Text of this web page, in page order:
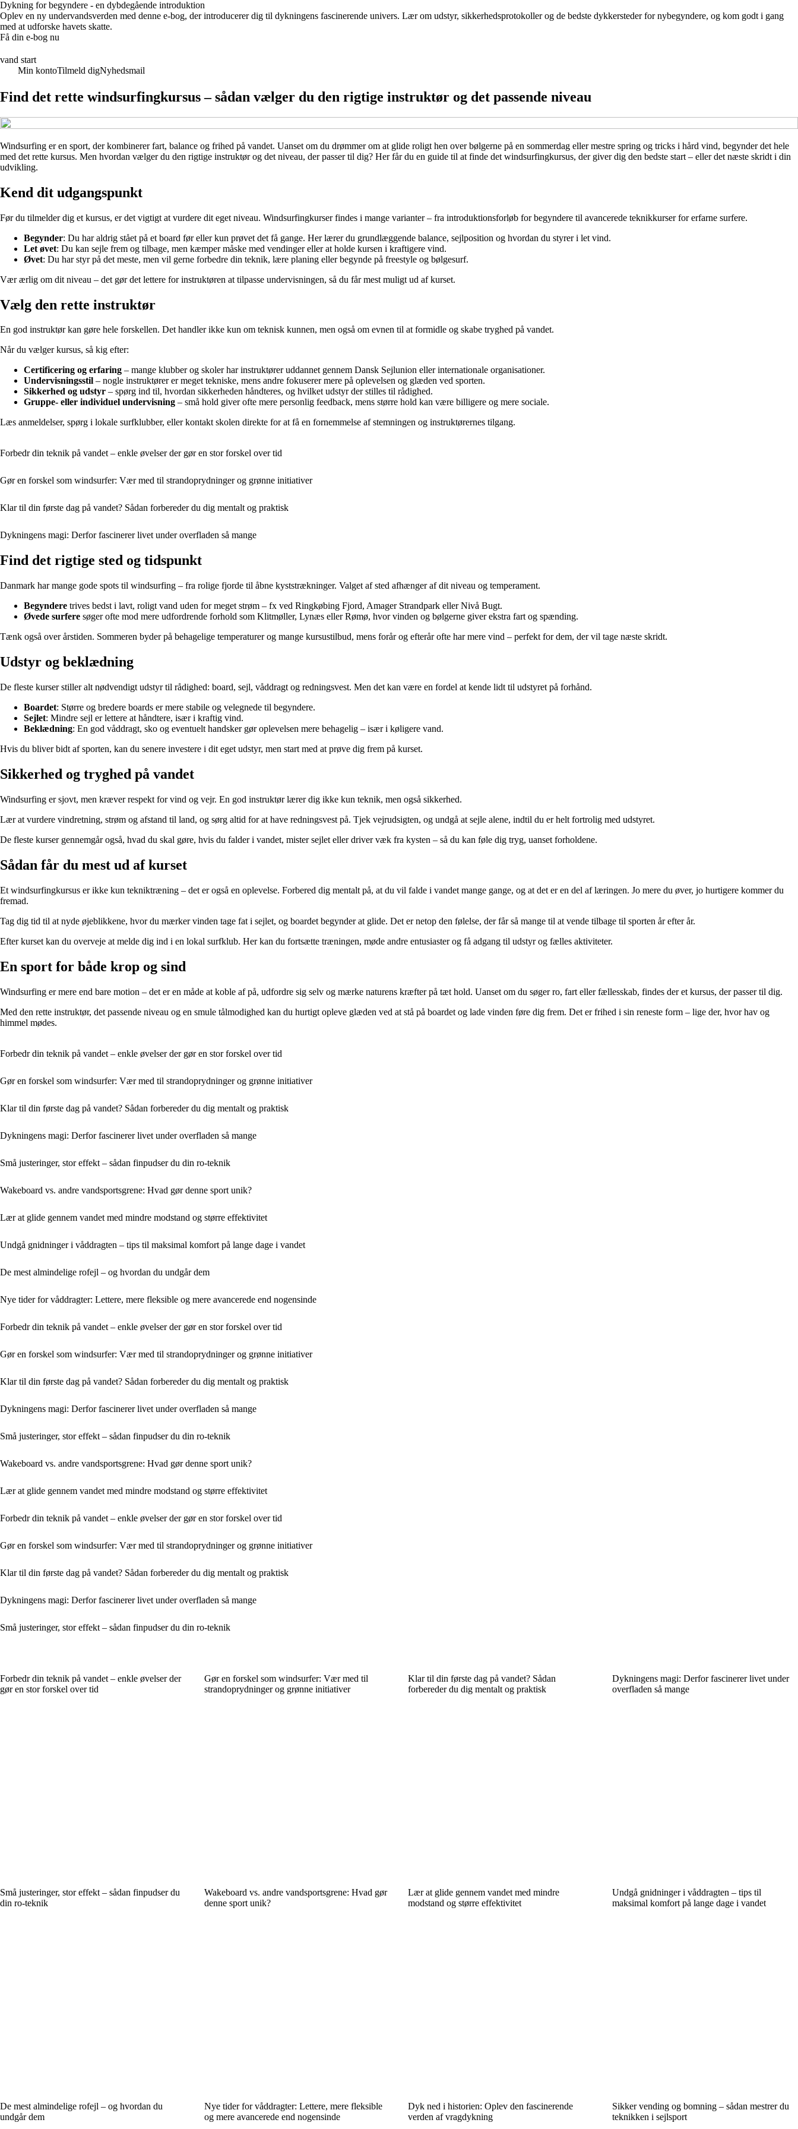
Dykning for begyndere - en dybdegående introduktion
Oplev en ny undervandsverden med denne e-bog, der introducerer dig til dykningens fascinerende univers. Lær om udstyr, sikkerhedsprotokoller og de bedste dykkersteder for nybegyndere, og kom godt i gang
med at udforske havets skatte.
Få din e-bog nu
vand start
Min kontoTilmeld digNyhedsmail
Find det rette windsurfingkursus – sådan vælger du den rigtige instruktør og det passende niveau
Windsurfing er en sport, der kombinerer fart, balance og frihed på vandet. Uanset om du drømmer om at glide roligt hen over bølgerne på en sommerdag eller mestre spring og tricks i hård vind, begynder det hele
med det rette kursus. Men hvordan vælger du den rigtige instruktør og det niveau, der passer til dig? Her får du en guide til at finde det windsurfingkursus, der giver dig den bedste start – eller det næste skridt i din
udvikling.
Kend dit udgangspunkt
Før du tilmelder dig et kursus, er det vigtigt at vurdere dit eget niveau. Windsurfingkurser findes i mange varianter – fra introduktionsforløb for begyndere til avancerede teknikkurser for erfarne surfere.
Begynder: Du har aldrig stået på et board før eller kun prøvet det få gange. Her lærer du grundlæggende balance, sejlposition og hvordan du styrer i let vind.
Let øvet: Du kan sejle frem og tilbage, men kæmper måske med vendinger eller at holde kursen i kraftigere vind.
Øvet: Du har styr på det meste, men vil gerne forbedre din teknik, lære planing eller begynde på freestyle og bølgesurf.
Vær ærlig om dit niveau – det gør det lettere for instruktøren at tilpasse undervisningen, så du får mest muligt ud af kurset.
Vælg den rette instruktør
En god instruktør kan gøre hele forskellen. Det handler ikke kun om teknisk kunnen, men også om evnen til at formidle og skabe tryghed på vandet.
Når du vælger kursus, så kig efter:
Certificering og erfaring – mange klubber og skoler har instruktører uddannet gennem Dansk Sejlunion eller internationale organisationer.
Undervisningsstil – nogle instruktører er meget tekniske, mens andre fokuserer mere på oplevelsen og glæden ved sporten.
Sikkerhed og udstyr – spørg ind til, hvordan sikkerheden håndteres, og hvilket udstyr der stilles til rådighed.
Gruppe- eller individuel undervisning – små hold giver ofte mere personlig feedback, mens større hold kan være billigere og mere sociale.
Læs anmeldelser, spørg i lokale surfklubber, eller kontakt skolen direkte for at få en fornemmelse af stemningen og instruktørernes tilgang.
Forbedr din teknik på vandet – enkle øvelser der gør en stor forskel over tid
Gør en forskel som windsurfer: Vær med til strandoprydninger og grønne initiativer
Klar til din første dag på vandet? Sådan forbereder du dig mentalt og praktisk
Dykningens magi: Derfor fascinerer livet under overfladen så mange
Find det rigtige sted og tidspunkt
Danmark har mange gode spots til windsurfing – fra rolige fjorde til åbne kyststrækninger. Valget af sted afhænger af dit niveau og temperament.
Begyndere trives bedst i lavt, roligt vand uden for meget strøm – fx ved Ringkøbing Fjord, Amager Strandpark eller Nivå Bugt.
Øvede surfere søger ofte mod mere udfordrende forhold som Klitmøller, Lynæs eller Rømø, hvor vinden og bølgerne giver ekstra fart og spænding.
Tænk også over årstiden. Sommeren byder på behagelige temperaturer og mange kursustilbud, mens forår og efterår ofte har mere vind – perfekt for dem, der vil tage næste skridt.
Udstyr og beklædning
De fleste kurser stiller alt nødvendigt udstyr til rådighed: board, sejl, våddragt og redningsvest. Men det kan være en fordel at kende lidt til udstyret på forhånd.
Boardet: Større og bredere boards er mere stabile og velegnede til begyndere.
Sejlet: Mindre sejl er lettere at håndtere, især i kraftig vind.
Beklædning: En god våddragt, sko og eventuelt handsker gør oplevelsen mere behagelig – især i køligere vand.
Hvis du bliver bidt af sporten, kan du senere investere i dit eget udstyr, men start med at prøve dig frem på kurset.
Sikkerhed og tryghed på vandet
Windsurfing er sjovt, men kræver respekt for vind og vejr. En god instruktør lærer dig ikke kun teknik, men også sikkerhed.
Lær at vurdere vindretning, strøm og afstand til land, og sørg altid for at have redningsvest på. Tjek vejrudsigten, og undgå at sejle alene, indtil du er helt fortrolig med udstyret.
De fleste kurser gennemgår også, hvad du skal gøre, hvis du falder i vandet, mister sejlet eller driver væk fra kysten – så du kan føle dig tryg, uanset forholdene.
Sådan får du mest ud af kurset
Et windsurfingkursus er ikke kun tekniktræning – det er også en oplevelse. Forbered dig mentalt på, at du vil falde i vandet mange gange, og at det er en del af læringen. Jo mere du øver, jo hurtigere kommer du
fremad.
Tag dig tid til at nyde øjeblikkene, hvor du mærker vinden tage fat i sejlet, og boardet begynder at glide. Det er netop den følelse, der får så mange til at vende tilbage til sporten år efter år.
Efter kurset kan du overveje at melde dig ind i en lokal surfklub. Her kan du fortsætte træningen, møde andre entusiaster og få adgang til udstyr og fælles aktiviteter.
En sport for både krop og sind
Windsurfing er mere end bare motion – det er en måde at koble af på, udfordre sig selv og mærke naturens kræfter på tæt hold. Uanset om du søger ro, fart eller fællesskab, findes der et kursus, der passer til dig.
Med den rette instruktør, det passende niveau og en smule tålmodighed kan du hurtigt opleve glæden ved at stå på boardet og lade vinden føre dig frem. Det er frihed i sin reneste form – lige der, hvor hav og
himmel mødes.
Forbedr din teknik på vandet – enkle øvelser der gør en stor forskel over tid
Gør en forskel som windsurfer: Vær med til strandoprydninger og grønne initiativer
Klar til din første dag på vandet? Sådan forbereder du dig mentalt og praktisk
Dykningens magi: Derfor fascinerer livet under overfladen så mange
Små justeringer, stor effekt – sådan finpudser du din ro-teknik
Wakeboard vs. andre vandsportsgrene: Hvad gør denne sport unik?
Lær at glide gennem vandet med mindre modstand og større effektivitet
Undgå gnidninger i våddragten – tips til maksimal komfort på lange dage i vandet
De mest almindelige rofejl – og hvordan du undgår dem
Nye tider for våddragter: Lettere, mere fleksible og mere avancerede end nogensinde
Forbedr din teknik på vandet – enkle øvelser der gør en stor forskel over tid
Gør en forskel som windsurfer: Vær med til strandoprydninger og grønne initiativer
Klar til din første dag på vandet? Sådan forbereder du dig mentalt og praktisk
Dykningens magi: Derfor fascinerer livet under overfladen så mange
Små justeringer, stor effekt – sådan finpudser du din ro-teknik
Wakeboard vs. andre vandsportsgrene: Hvad gør denne sport unik?
Lær at glide gennem vandet med mindre modstand og større effektivitet
Forbedr din teknik på vandet – enkle øvelser der gør en stor forskel over tid
Gør en forskel som windsurfer: Vær med til strandoprydninger og grønne initiativer
Klar til din første dag på vandet? Sådan forbereder du dig mentalt og praktisk
Dykningens magi: Derfor fascinerer livet under overfladen så mange
Små justeringer, stor effekt – sådan finpudser du din ro-teknik
Forbedr din teknik på vandet – enkle øvelser der
gør en stor forskel over tid
Gør en forskel som windsurfer: Vær med til
strandoprydninger og grønne initiativer
Klar til din første dag på vandet? Sådan
forbereder du dig mentalt og praktisk
Dykningens magi: Derfor fascinerer livet under
overfladen så mange
Små justeringer, stor effekt – sådan finpudser du
din ro-teknik
Wakeboard vs. andre vandsportsgrene: Hvad gør
denne sport unik?
Lær at glide gennem vandet med mindre
modstand og større effektivitet
Undgå gnidninger i våddragten – tips til
maksimal komfort på lange dage i vandet
De mest almindelige rofejl – og hvordan du
undgår dem
Nye tider for våddragter: Lettere, mere fleksible
og mere avancerede end nogensinde
Dyk ned i historien: Oplev den fascinerende
verden af vragdykning
Sikker vending og bomning – sådan mestrer du
teknikken i sejlsport